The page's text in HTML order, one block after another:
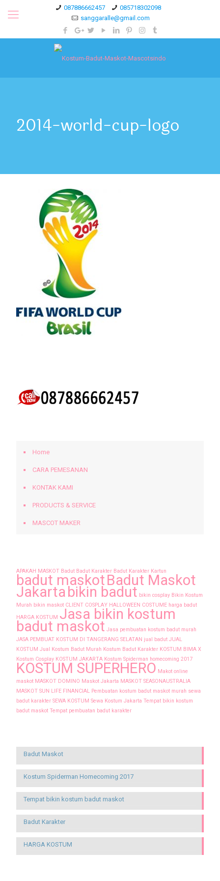
087886662457
085718302098
sanggaralle@gmail.com
2014-world-cup-logo
Home
CARA PEMESANAN
KONTAK KAMI
PRODUCTS & SERVICE
MASCOT MAKER
APAKAH MASKOT Badut Badut Karakter Badut Karakter Kartun
badut maskotBadut Maskot
Jakarta bikin badut bikin cosplay Bikin Kostum
Murah bikin maskot CLIENT COSPLAY HALLOWEEN COSTUME harga badut
HARGA KOSTUM Jasa bikin kostum
badut maskot Jasa pembuatan kostum badut murah
JASA PEMBUAT KOSTUM DI TANGERANG SELATAN jual badut JUAL
KOSTUM Jual Kostum Badut Murah Kostum Badut Karakter KOSTUM BIMA X
Kostum Cosplay KOSTUM JAKARTA Kostum Spiderman homecoming 2017
KOSTUM SUPERHERO Makot online
maskot MASKOT DOMINO Maskot Jakarta MASKOT SEASONAUSTRALIA
MASKOT SUN LIFE FINANCIAL Pembuatan kostum badut maskot murah sewa
badut karakter SEWA KOSTUM Sewa Kostum Jakarta Tempat bikin kostum
badut maskot Tempat pembuatan badut karakter
Badut Maskot
Kostum Spiderman Homecoming 2017
Tempat bikin kostum badut maskot
Badut Karakter
HARGA KOSTUM